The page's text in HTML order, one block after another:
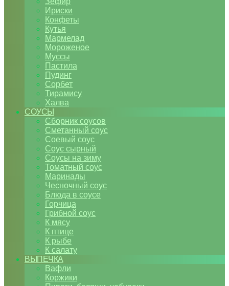
Ириски
Конфеты
Кутья
Мармелад
Мороженое
Муссы
Пастила
Пудинг
Сорбет
Тирамису
Халва
СОУСЫ
Сборник соусов
Сметанный соус
Соевый соус
Соус сырный
Соусы на зиму
Томатный соус
Маринады
Чесночный соус
Блюда в соусе
Горчица
Грибной соус
К мясу
К птице
К рыбе
К салату
ВЫПЕЧКА
Вафли
Коржики